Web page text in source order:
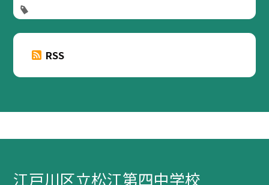
RSS
江戸川区立松江第四中学校